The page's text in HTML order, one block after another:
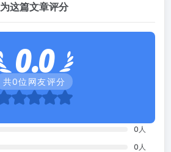
为这篇文章评分
0.0
共0位网友评分
0 人
0 人